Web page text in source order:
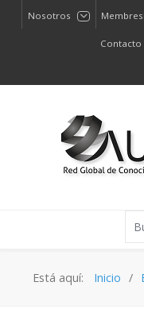
Nosotros
Contacto
Está aquí: Inicio